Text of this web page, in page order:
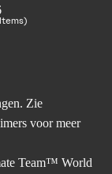
Zie
voor meer
Team™ World